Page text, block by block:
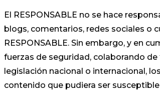
El RESPONSABLE no se hace
blogs, comentarios, redes sociales o
RESPONSABLE. Sin embargo, y en
fuerzas de seguridad, colaborando
legislación nacional o internacional,
contenido que pudiera ser